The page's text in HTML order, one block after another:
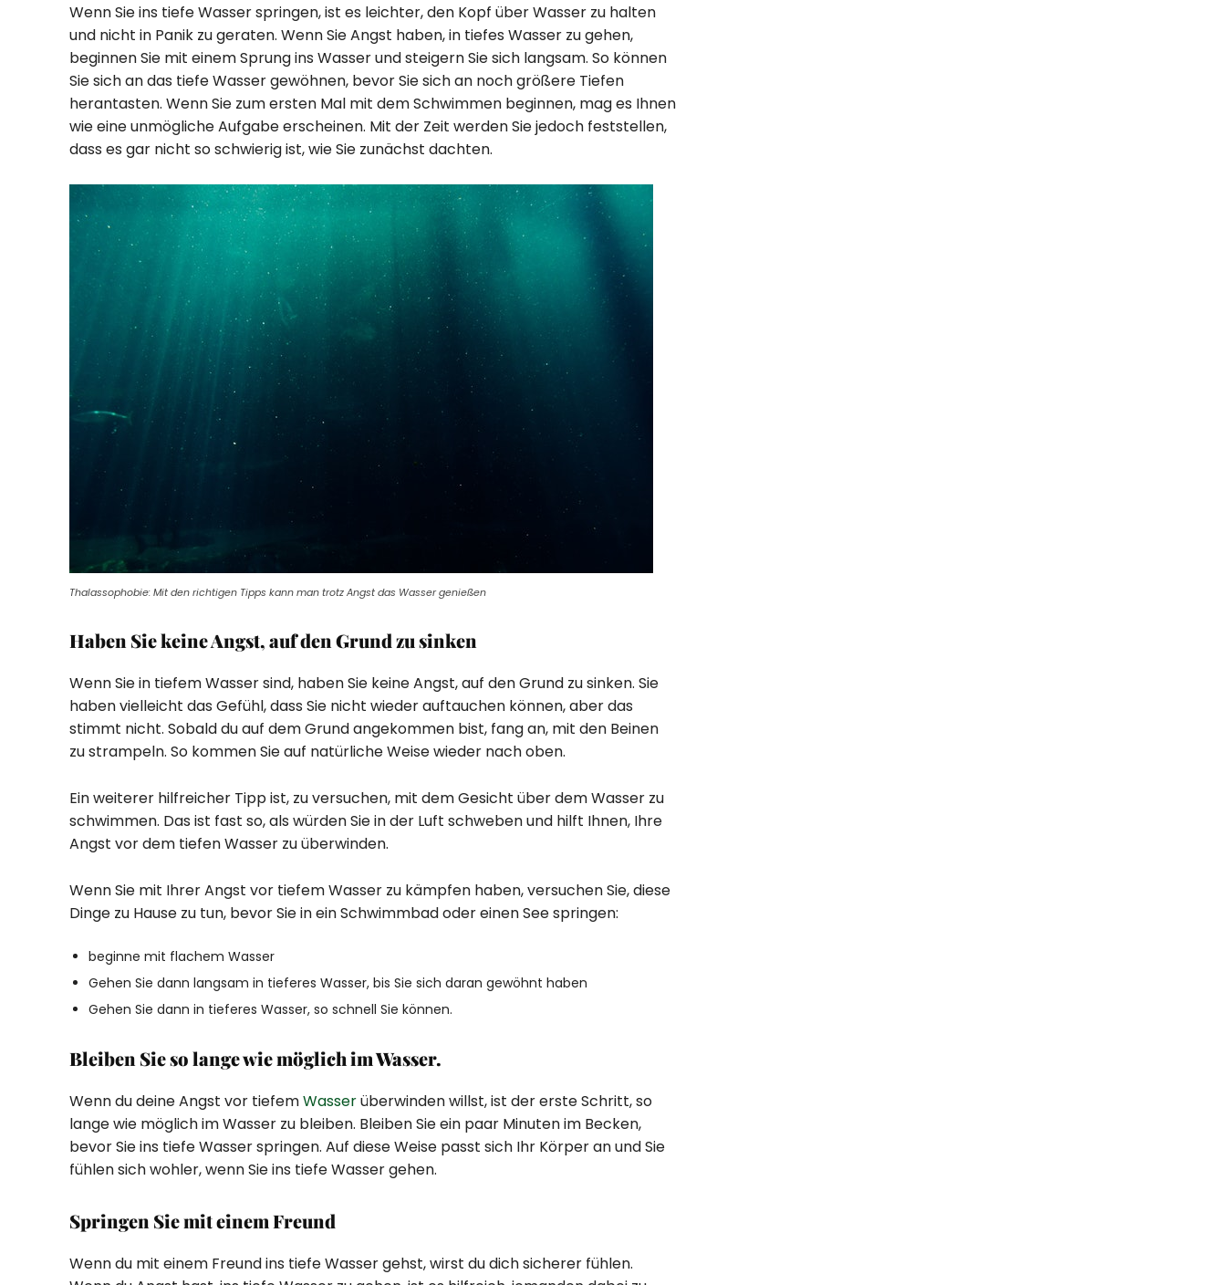
Wenn Sie ins tiefe Wasser springen, ist es leichter, den Kopf über Wasser zu halten
und nicht in Panik zu geraten. Wenn Sie Angst haben, in tiefes Wasser zu gehen,
beginnen Sie mit einem Sprung ins Wasser und steigern Sie sich langsam. So können
Sie sich an das tiefe Wasser gewöhnen, bevor Sie sich an noch größere Tiefen
herantasten. Wenn Sie zum ersten Mal mit dem Schwimmen beginnen, mag es Ihnen
wie eine unmögliche Aufgabe erscheinen. Mit der Zeit werden Sie jedoch feststellen,
dass es gar nicht so schwierig ist, wie Sie zunächst dachten.
Thalassophobie: Mit den richtigen Tipps kann man trotz Angst das Wasser genießen
Haben Sie keine Angst, auf den Grund zu sinken
Wenn Sie in tiefem Wasser sind, haben Sie keine Angst, auf den Grund zu sinken. Sie
haben vielleicht das Gefühl, dass Sie nicht wieder auftauchen können, aber das
stimmt nicht. Sobald du auf dem Grund angekommen bist, fang an, mit den Beinen
zu strampeln. So kommen Sie auf natürliche Weise wieder nach oben.
Ein weiterer hilfreicher Tipp ist, zu versuchen, mit dem Gesicht über dem Wasser zu
schwimmen. Das ist fast so, als würden Sie in der Luft schweben und hilft Ihnen, Ihre
Angst vor dem tiefen Wasser zu überwinden.
Wenn Sie mit Ihrer Angst vor tiefem Wasser zu kämpfen haben, versuchen Sie, diese
Dinge zu Hause zu tun, bevor Sie in ein Schwimmbad oder einen See springen:
beginne mit flachem Wasser
Gehen Sie dann langsam in tieferes Wasser, bis Sie sich daran gewöhnt haben
Gehen Sie dann in tieferes Wasser, so schnell Sie können.
Bleiben Sie so lange wie möglich im Wasser.
Wenn du deine Angst vor tiefemWasserüberwinden willst, ist der erste Schritt, so
lange wie möglich im Wasser zu bleiben. Bleiben Sie ein paar Minuten im Becken,
bevor Sie ins tiefe Wasser springen. Auf diese Weise passt sich Ihr Körper an und Sie
fühlen sich wohler, wenn Sie ins tiefe Wasser gehen.
Springen Sie mit einem Freund
Wenn du mit einem Freund ins tiefe Wasser gehst, wirst du dich sicherer fühlen.